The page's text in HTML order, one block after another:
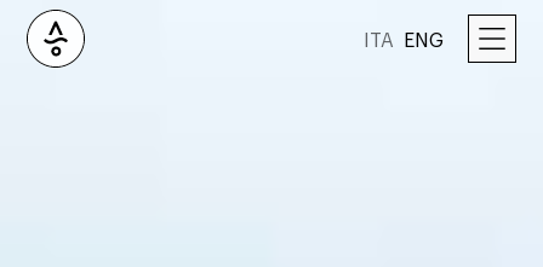
ITA ENG